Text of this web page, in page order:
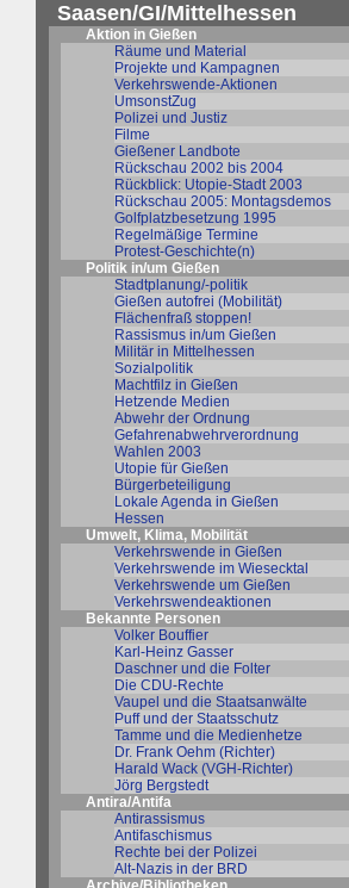
Saasen/GI/Mittelhessen
Aktion in Gießen
Räume und Material
Projekte und Kampagnen
Verkehrswende-Aktionen
UmsonstZug
Polizei und Justiz
Filme
Gießener Landbote
Rückschau 2002 bis 2004
Rückblick: Utopie-Stadt 2003
Rückschau 2005: Montagsdemos
Golfplatzbesetzung 1995
Regelmäßige Termine
Protest-Geschichte(n)
Politik in/um Gießen
Stadtplanung/-politik
Gießen autofrei (Mobilität)
Flächenfraß stoppen!
Rassismus in/um Gießen
Militär in Mittelhessen
Sozialpolitik
Machtfilz in Gießen
Hetzende Medien
Abwehr der Ordnung
Gefahrenabwehrverordnung
Wahlen 2003
Utopie für Gießen
Bürgerbeteiligung
Lokale Agenda in Gießen
Hessen
Umwelt, Klima, Mobilität
Verkehrswende in Gießen
Verkehrswende im Wiesecktal
Verkehrswende um Gießen
Verkehrswendeaktionen
Bekannte Personen
Volker Bouffier
Karl-Heinz Gasser
Daschner und die Folter
Die CDU-Rechte
Vaupel und die Staatsanwälte
Puff und der Staatsschutz
Tamme und die Medienhetze
Dr. Frank Oehm (Richter)
Harald Wack (VGH-Richter)
Jörg Bergstedt
Antira/Antifa
Antirassismus
Antifaschismus
Rechte bei der Polizei
Alt-Nazis in der BRD